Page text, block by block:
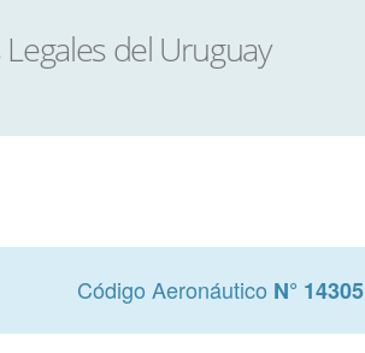
Código Aeronáutico N° 14305